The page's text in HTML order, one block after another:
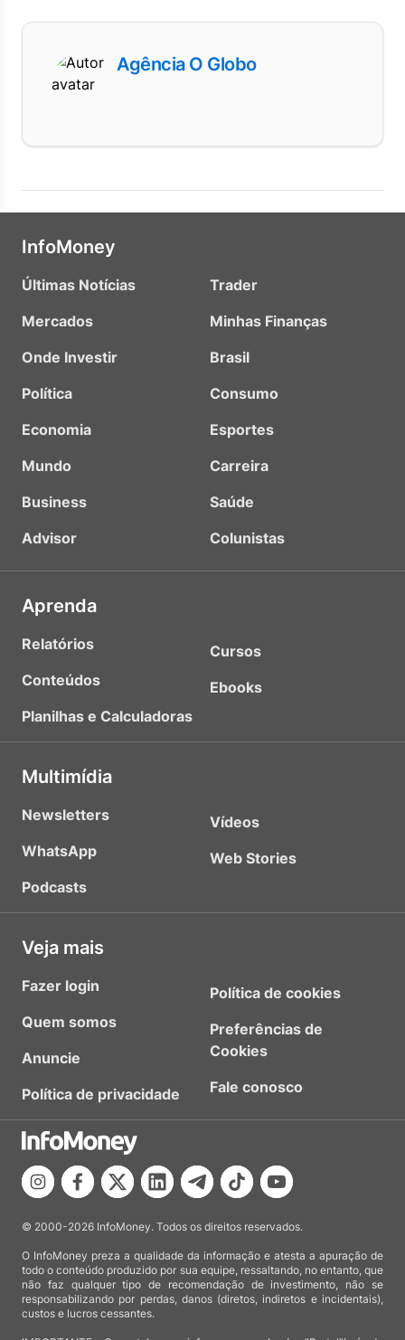
Agência O Globo
InfoMoney
Últimas Notícias
Mercados
Onde Investir
Política
Economia
Mundo
Business
Advisor
Trader
Minhas Finanças
Brasil
Consumo
Esportes
Carreira
Saúde
Colunistas
Aprenda
Relatórios
Conteúdos
Planilhas e Calculadoras
Cursos
Ebooks
Multimídia
Newsletters
WhatsApp
Podcasts
Vídeos
Web Stories
Veja mais
Fazer login
Quem somos
Anuncie
Política de privacidade
Política de cookies
Preferências de
Cookies
Fale conosco
© 2000-2026 InfoMoney. Todos os direitos reservados.
O InfoMoney preza a qualidade da informação e atesta a apuração de
todo o conteúdo produzido por sua equipe, ressaltando, no entanto, que
não faz qualquer tipo de recomendação de investimento, não se
responsabilizando por perdas, danos (diretos, indiretos e incidentais),
custos e lucros cessantes.